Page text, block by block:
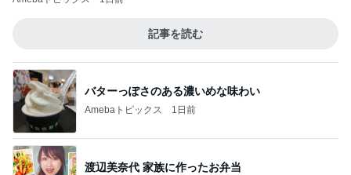
Amebaトピックス 1日前
渡辺美奈代 家族に作ったお弁当
Amebaトピックス 1日前
NISAの含み益で欲しいエルメス